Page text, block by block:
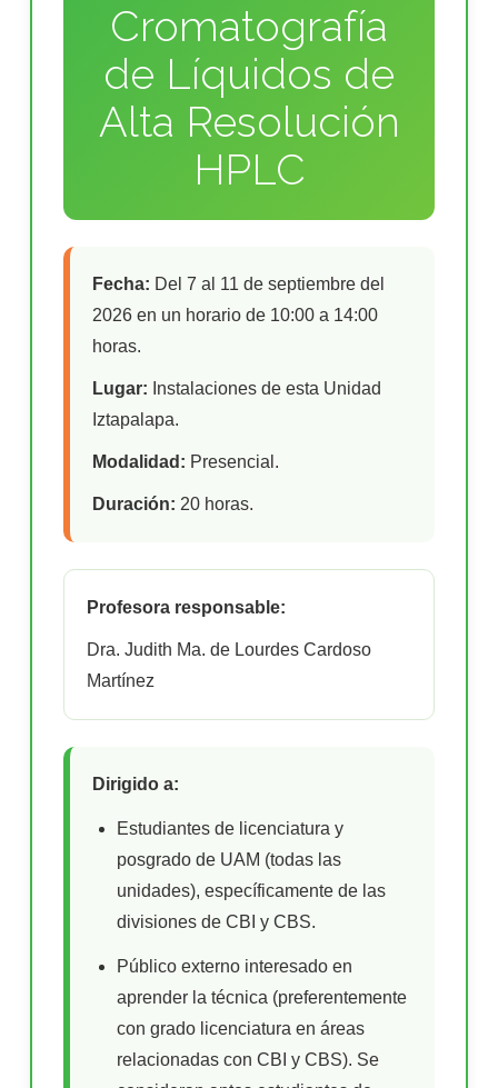
Cromatografía
de Líquidos de
Alta Resolución
HPLC
Fecha: Del 7 al 11 de septiembre del
2026 en un horario de 10:00 a 14:00
horas.
Lugar: Instalaciones de esta Unidad
Iztapalapa.
Modalidad: Presencial.
Duración: 20 horas.
Profesora responsable:
Dra. Judith Ma. de Lourdes Cardoso
Martínez
Dirigido a:
Estudiantes de licenciatura y
posgrado de UAM (todas las
unidades), específicamente de las
divisiones de CBI y CBS.
Público externo interesado en
aprender la técnica (preferentemente
con grado licenciatura en áreas
relacionadas con CBI y CBS). Se